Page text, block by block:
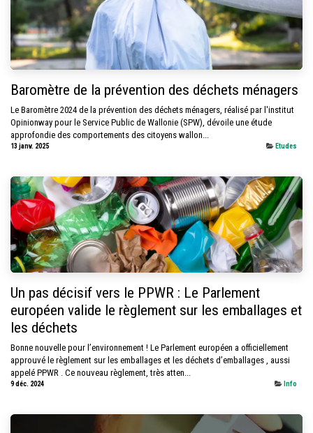
Baromètre de la prévention des déchets ménagers
Le Baromètre 2024 de la prévention des déchets ménagers, réalisé par l'institut
Opinionway pour le Service Public de Wallonie (SPW), dévoile une étude
approfondie des comportements des citoyens wallon...
13 janv. 2025 Etudes
Un pas décisif vers le PPWR : Le Parlement
européen valide le règlement sur les emballages et
les déchets
Bonne nouvelle pour l’environnement ! Le Parlement européen a officiellement
approuvé le règlement sur les emballages et les déchets d’emballages , aussi
appelé PPWR . Ce nouveau règlement, très atten...
9 déc. 2024 Info